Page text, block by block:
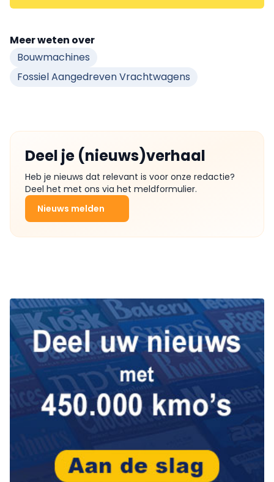
Meer weten over
Bouwmachines
Fossiel Aangedreven Vrachtwagens
Deel je (nieuws)verhaal
Heb je nieuws dat relevant is voor onze redactie?
Deel het met ons via het meldformulier.
Nieuws melden